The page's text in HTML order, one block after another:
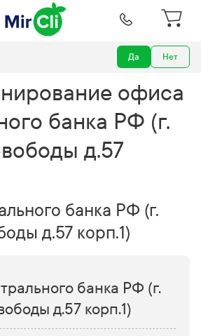
Да Нет
РФ (г. Москва, Свободы д.57 корп.1)
офиса
банка РФ (г.
д.57
банка РФ (г.
д.57 корп.1)
банка РФ (г.
д.57 корп.1)